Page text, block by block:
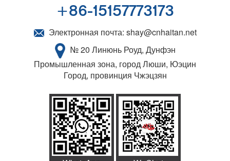
+86-15157773173
Электронная почта: shay@cnhaitan.net
№ 20 Линюнь Роуд, Дунфэн
Промышленная зона, город Люши, Юэцин
Город, провинция Чжэцзян